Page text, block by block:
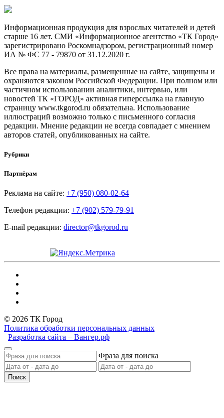
Информационная продукция для взрослых читателей и детей
старше 16 лет. СМИ «Информационное агентство «ТК Город»
зарегистрировано Роскомнадзором, регистрационный номер
ИА № ФС 77 - 79870 от 31.12.2020 г.
Все права на материалы, размещенные на сайте, защищены и
охраняются законом Российской Федерации. При полном или
частичном использовании аналитики, интервью, или
новостей ТК «ГОРОД» активная гиперссылка на главную
страницу www.tkgorod.ru обязательна. Использование
иллюстраций возможно только с письменного согласия
редакции. Мнение редакции не всегда совпадает с мнением
авторов статей, опубликованных на сайте.
Рубрики
Партнёрам
Реклама на сайте: +7 (950) 080-02-64
Телефон редакции: +7 (902) 579-79-91
E-mail редакции: director@tkgorod.ru
© 2026 ТК Город
Политика обработки персональных данных
Разработка сайта – Вангер.рф
Фраза для поиска
Поиск